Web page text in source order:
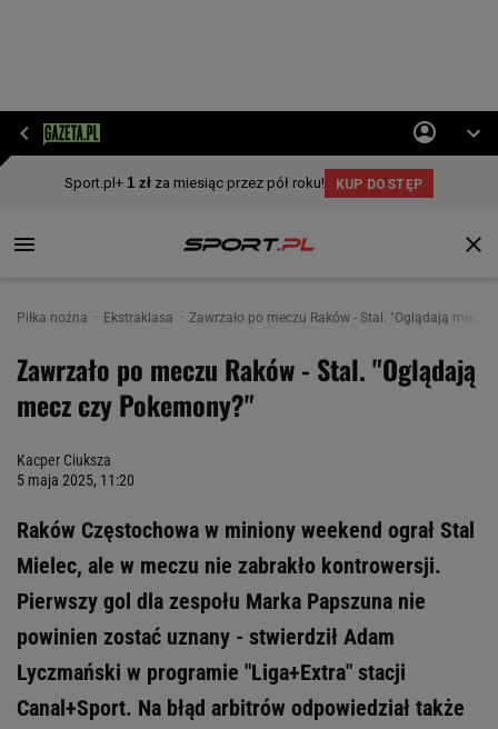
Piłka nożna Ekstraklasa Zawrzało po meczu Raków - Stal. "Oglądają mecz
Zawrzało po meczu Raków - Stal. "Oglądają
mecz czy Pokemony?"
Kacper Ciuksza
5 maja 2025, 11:20
Raków Częstochowa w miniony weekend ograł Stal
Mielec, ale w meczu nie zabrakło kontrowersji.
Pierwszy gol dla zespołu Marka Papszuna nie
powinien zostać uznany - stwierdził Adam
Lyczmański w programie "Liga+Extra" stacji
Canal+Sport. Na błąd arbitrów odpowiedział także